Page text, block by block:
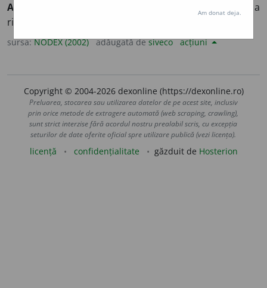
A REPLIC
A răspunde printr-o replică; a
riposta; a reacționa. /<fr.
sursa:NODEX (2002) adăugată desiveco acțiuni
Copyright © 2004-2026 dexonline (https://dexonline.ro)
Preluarea, stocarea sau utilizarea datelor de pe acest site, inclusiv
prin orice metode de extragere automată (web scraping, crawling),
sunt strict interzise fără acordul nostru prealabil scris, cu excepția
seturilor de date oferite oficial spre utilizare publică (vezi licența).
licență confidențialitate găzduit de Hosterion
Am donat deja.